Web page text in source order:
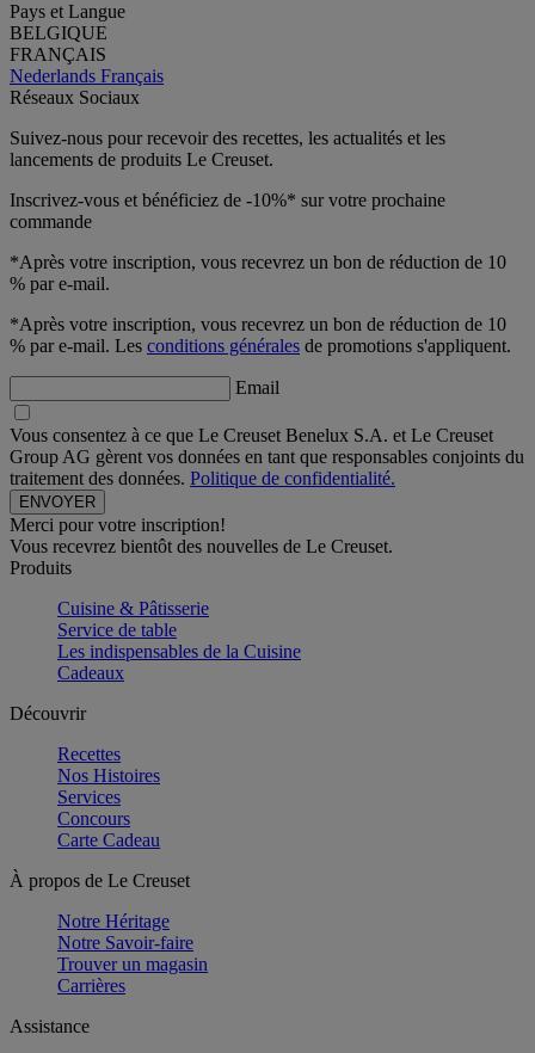
Pays et Langue
BELGIQUE
FRANÇAIS
Nederlands Français
Réseaux Sociaux
Suivez-nous pour recevoir des recettes, les actualités et les
lancements de produits Le Creuset.
Inscrivez-vous et bénéficiez de -10%* sur votre prochaine
commande
*Après votre inscription, vous recevrez un bon de réduction de 10
% par e-mail.
*Après votre inscription, vous recevrez un bon de réduction de 10
% par e-mail. Les conditions générales de promotions s'appliquent.
Email
Vous consentez à ce que Le Creuset Benelux S.A. et Le Creuset
Group AG gèrent vos données en tant que responsables conjoints du
traitement des données. Politique de confidentialité.
Merci pour votre inscription!
Vous recevrez bientôt des nouvelles de Le Creuset.
Produits
Cuisine & Pâtisserie
Service de table
Les indispensables de la Cuisine
Cadeaux
Découvrir
Recettes
Nos Histoires
Services
Concours
Carte Cadeau
À propos de Le Creuset
Notre Héritage
Notre Savoir-faire
Trouver un magasin
Carrières
Assistance